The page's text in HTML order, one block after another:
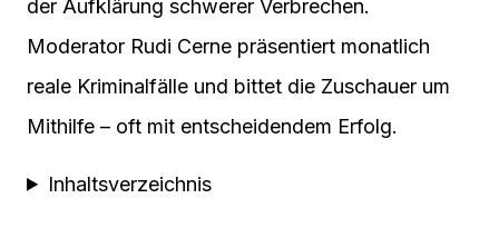
der Aufklärung schwerer Verbrechen.
Moderator Rudi Cerne präsentiert monatlich
reale Kriminalfälle und bittet die Zuschauer um
Mithilfe – oft mit entscheidendem Erfolg.
Inhaltsverzeichnis